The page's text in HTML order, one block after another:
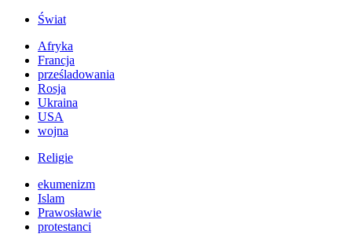
Świat
Afryka
Francja
prześladowania
Rosja
Ukraina
USA
wojna
Religie
ekumenizm
Islam
Prawosławie
protestanci